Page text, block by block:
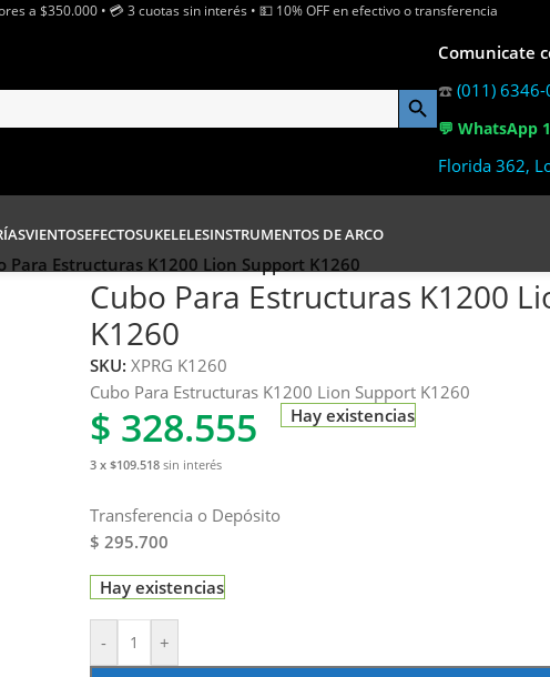
a $350.000 • 💳 3 cuotas sin interés • 💵 10% OFF en efectivo o transferencia
Comunicate
☎️ (011)
💬 WhatsApp
Florida 362,
VIENTOSEFECTOSUKELELESINSTRUMENTOS DE ARCO
Para Estructuras K1200 Lion Support K1260
Cubo Para Estructuras K1200
K1260
SKU: XPRG K1260
Cubo Para Estructuras K1200 Lion Support K1260
$ 328.555
3 x $109.518 sin interés
Transferencia o Depósito
$ 295.700
Hay existencias
Hay existencias
- +